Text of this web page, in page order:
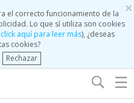
×
el correcto funcionamiento de la
Lo que sí utiliza son cookies
aquí para leer más), ¿deseas
cookies?
Rechazar
☰